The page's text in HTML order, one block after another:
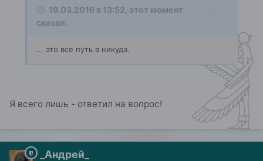
19.03.2016 в 13:52, этот момент
сказал:
... это все путь в никуда.
Я всего лишь - ответил на вопрос!
_Андрей_